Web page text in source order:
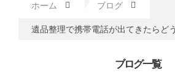
ホーム ブログ
遺品整理で携帯電話が出てきたらど
ブログ一覧